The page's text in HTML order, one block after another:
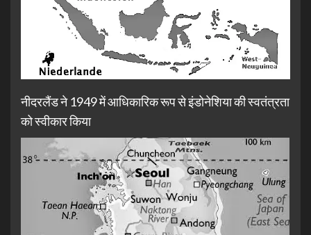
नीदरलैंड ने 1949 में आधिकारिक रूप से इंडोनेशिया की स्वतंत्रता
को स्वीकार किया